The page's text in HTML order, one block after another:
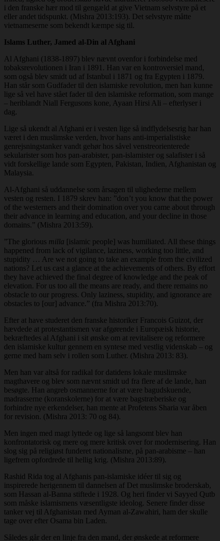
i den franske hær mod til gengæld at give Vietnam selvstyre på et
eller andet tidspunkt. (Mishra 2013:193). Det selvstyre måtte
vietnameserne som bekendt kæmpe sig til.
Islams Luther, Jamed al-Din al Afghani
Al Afghani (1838-1897) blev nævnt ovenfor i forbindelse med
tobaksrevolutionen i Iran i 1891. Han var en kontroversiel mand,
som også blev smidt ud af Istanbul i 1871 og fra Egypten i 1879.
Han står som Gudfader til den islamiske revolution, men han kunne
lige så vel have stået fader til den islamiske reformation, som mange
– heriblandt Niall Fergusons kone, Ayaan Hirsi Ali – efterlyser i
dag.
Lige så ukendt al Afghani er i vesten lige så indflydelsesrig har han
været i den muslimske verden, hvor hans anti-imperialistiske
genrejsningstanker vandt gehør hos såvel venstreorienterede
sekularister som hos pan-arabister, pan-islamister og salafister i så
vidt forskellige lande som Egypten, Pakistan, Indien, Afghanistan og
Malaysia.
Al-Afghani så uddannelse som årsagen til ulighederne mellem
vesten og resten. I 1879 skrev han: ”don’t you know that the power
of the westerners and their domination over you came about through
their advance in learning and education, and your decline in those
domains.” (Mishra 2013:59).
”The glorious milla [islamic people] was humiliated. All these things
happened from lack of vigilance, laziness, working too little, and
stupidity … Are we not going to take an example from the civilized
nations? Let us cast a glance at the achievements of others. By effort
they have achieved the final degree of knowledge and the peak of
elevation. For us too all the means are ready, and there remains no
obstacle to our progress. Only laziness, stupidity, and ignorance are
obstacles to [our] advance.” (fra Mishra 2013:70).
Efter at have studeret den franske historiker Francois Guizot, der
hævdede at protestantismen var afgørende i Europæisk historie,
bekræftedes al Afghani i sit ønske om at revitalisere og reformere
den islamiske kultur gennem en syntese med vestlig videnskab – og
gerne med ham selv i rollen som Luther. (Mishra 2013: 83).
Men han var altså for radikal for datidens lokale muslimske
magthavere og blev som nævnt smidt ud fra flere af de lande, han
besøgte. Han angreb osmannerne for at være bagudskuende,
madrasserne (koranskolerne) for at være bagstræberiske og
forhindre nye erkendelser, han mente at Profetens Sharia var åben
for revision. (Mishra 2013: 70 og 84).
Men ingen med magt lyttede og lige så langsomt blev han
konfrontatorisk og mere og mere kritisk over for modernisering. Han
slog sig på religiøst funderet nationalisme, på pan-arabisme – han
ligefrem opfordrede til hellig krig. (Mishra 2013:89).
Rashid Rida tog al Afghanis pan-islamiske idéer til sig og
inspirerede herigennem til dannelsen af Det muslimske broderskab,
som Hassan al-Banna stiftede i 1928. Og heri finder vi Sayyed Qutb
som måske islamismens væsentligste ideolog. Senere finder disse
tanker vej til Afghanistan med Ayman al-Zawahiri, ham der skulle
tage over efter Osama bin Laden.
Således går der en linje fra den mand, der ønskede at reformere